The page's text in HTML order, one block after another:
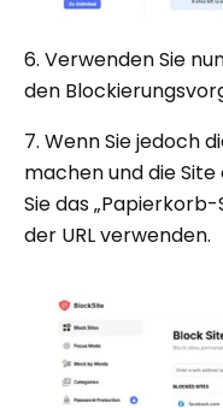
6. Verwenden Sie
den
7. Wenn Sie jedoch
machen und die
Sie das
der URL verwenden.